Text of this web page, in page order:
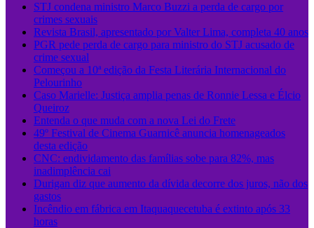
STJ condena ministro Marco Buzzi a perda de cargo por
crimes sexuais
Revista Brasil, apresentado por Valter Lima, completa 40 anos
PGR pede perda de cargo para ministro do STJ acusado de
crime sexual
Começou a 10ª edição da Festa Literária Internacional do
Pelourinho
Caso Marielle: Justiça amplia penas de Ronnie Lessa e Élcio
Queiroz
Entenda o que muda com a nova Lei do Frete
49º Festival de Cinema Guarnicê anuncia homenageados
desta edição
CNC: endividamento das famílias sobe para 82%, mas
inadimplência cai
Durigan diz que aumento da dívida decorre dos juros, não dos
gastos
Incêndio em fábrica em Itaquaquecetuba é extinto após 33
horas